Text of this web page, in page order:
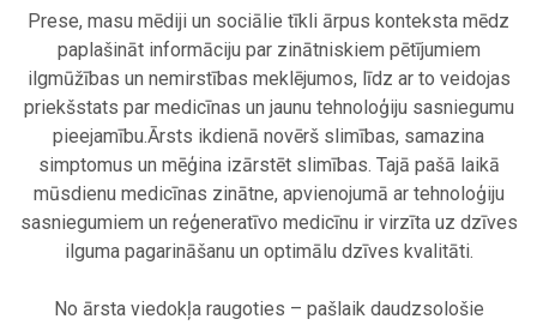
Prese, masu mēdiji un sociālie tīkli ārpus konteksta mēdz
paplašināt informāciju par zinātniskiem pētījumiem
ilgmūžības un nemirstības meklējumos, līdz ar to veidojas
priekšstats par medicīnas un jaunu tehnoloģiju sasniegumu
pieejamību.Ārsts ikdienā novērš slimības, samazina
simptomus un mēģina izārstēt slimības. Tajā pašā laikā
mūsdienu medicīnas zinātne, apvienojumā ar tehnoloģiju
sasniegumiem un reģeneratīvo medicīnu ir virzīta uz dzīves
ilguma pagarināšanu un optimālu dzīves kvalitāti.
No ārsta viedokļa raugoties – pašlaik daudzsološie